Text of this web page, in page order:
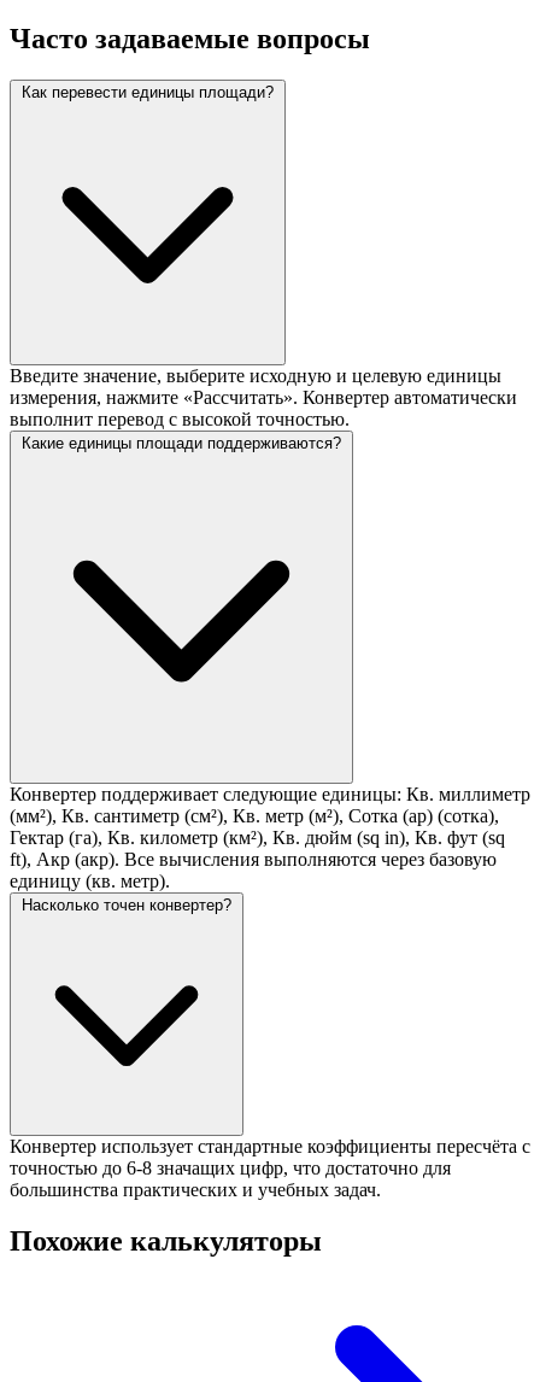
Часто задаваемые вопросы
Как перевести единицы площади?
Введите значение, выберите исходную и целевую единицы
измерения, нажмите «Рассчитать». Конвертер автоматически
выполнит перевод с высокой точностью.
Какие единицы площади поддерживаются?
Конвертер поддерживает следующие единицы: Кв. миллиметр
(мм²), Кв. сантиметр (см²), Кв. метр (м²), Сотка (ар) (сотка),
Гектар (га), Кв. километр (км²), Кв. дюйм (sq in), Кв. фут (sq
ft), Акр (акр). Все вычисления выполняются через базовую
единицу (кв. метр).
Насколько точен конвертер?
Конвертер использует стандартные коэффициенты пересчёта с
точностью до 6-8 значащих цифр, что достаточно для
большинства практических и учебных задач.
Похожие калькуляторы